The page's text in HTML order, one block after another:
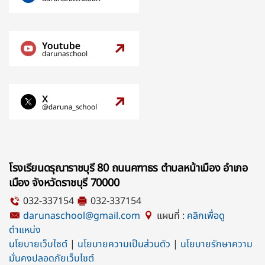
โรงเรียนดรุณาราชบุรี 80 ถนนคฑาธร ตำบลหน้าเมือง อำเภอ
เมือง จังหวัดราชบุรี 70000
032-337154
032-337154
darunaschool@gmail.com
แผนที่ : คลิกเพื่อดู
ตำแหน่ง
นโยบายเว็บไซต์ | นโยบายความเป็นส่วนตัว | นโยบายรักษาความ
มั่นคงปลอดภัยเว็บไซต์